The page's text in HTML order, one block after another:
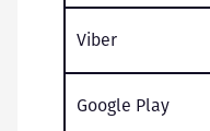
Viber
Google Play